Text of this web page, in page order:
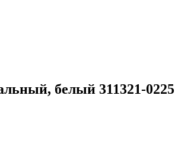
белый 311321-0225